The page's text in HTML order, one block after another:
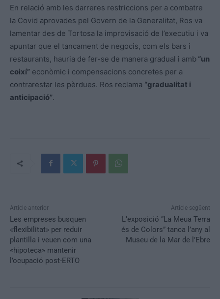
En relació amb les darreres restriccions per a combatre
la Covid aprovades pel Govern de la Generalitat, Ros va
lamentar des de Tortosa la improvisació de l’executiu i va
apuntar que el tancament de negocis, com els bars i
restaurants, hauria de fer-se de manera gradual i amb “un
coixí” econòmic i compensacions concretes per a
contrarestar les pèrdues. Ros reclama “gradualitat i
anticipació”.
Article anterior
Les empreses busquen
«flexibilitat» per reduir
plantilla i veuen com una
«hipoteca» mantenir
l’ocupació post-ERTO
Article següent
L’exposició “La Meua Terra
és de Colors” tanca l’any al
Museu de la Mar de l’Ebre